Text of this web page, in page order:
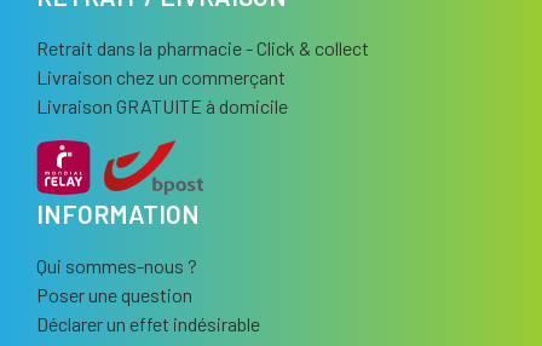
Retrait dans la pharmacie - Click & collect
Livraison chez un commerçant
Livraison GRATUITE à domicile
INFORMATION
Qui sommes-nous ?
Poser une question
Déclarer un effet indésirable